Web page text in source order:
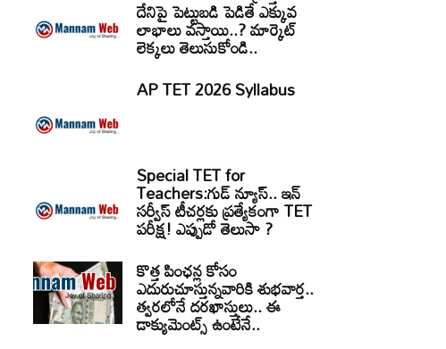
దేనిపై పెట్టుబడి పెడితే ఎక్కువ
లాభాలు వస్తాయి..? మార్కెట్
లెక్కలు తెలుసుకోండి..
AP TET 2026 Syllabus
Special TET for
Teachers:గుడ్ న్యూస్.. ఇన్
సర్వీస్ టీచర్లకు ప్రత్యేకంగా TET
పరీక్ష! ఎప్పుడో తెలుసా ?
కొత్త పింఛన్ల కోసం
ఎదురుచూస్తున్నవారికి శుభవార్త..
త్వరలోనే దరఖాస్తులు.. ఈ
డాక్యుమెంట్స్ ఉంటేనే..